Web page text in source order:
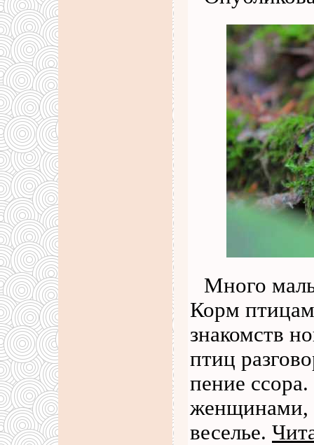
Много
Корм
знакомств
птиц
пение
женщинами,
веселье.